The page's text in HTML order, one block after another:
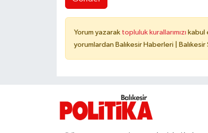
Yorum yazarak topluluk kurallarımızı kabul
yorumlardan Balıkesir Haberleri |